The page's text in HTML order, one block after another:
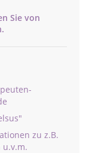
Sie von
zu z.B.
u.v.m.